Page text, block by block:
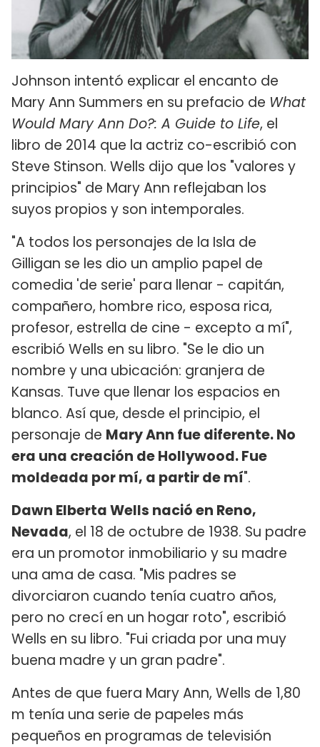
Johnson intentó explicar el encanto de
Mary Ann Summers en su prefacio de What
Would Mary Ann Do?: A Guide to Life, el
libro de 2014 que la actriz co-escribió con
Steve Stinson. Wells dijo que los "valores y
principios" de Mary Ann reflejaban los
suyos propios y son intemporales.
"A todos los personajes de la Isla de
Gilligan se les dio un amplio papel de
comedia 'de serie' para llenar - capitán,
compañero, hombre rico, esposa rica,
profesor, estrella de cine - excepto a mí",
escribió Wells en su libro. "Se le dio un
nombre y una ubicación: granjera de
Kansas. Tuve que llenar los espacios en
blanco. Así que, desde el principio, el
personaje de Mary Ann fue diferente. No
era una creación de Hollywood. Fue
moldeada por mí, a partir de mí".
Dawn Elberta Wells nació en Reno,
Nevada, el 18 de octubre de 1938. Su padre
era un promotor inmobiliario y su madre
una ama de casa. "Mis padres se
divorciaron cuando tenía cuatro años,
pero no crecí en un hogar roto", escribió
Wells en su libro. "Fui criada por una muy
buena madre y un gran padre".
Antes de que fuera Mary Ann, Wells de 1,80
m tenía una serie de papeles más
pequeños en programas de televisión